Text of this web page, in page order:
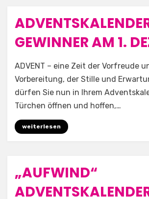
Posted
on
1. Dezember 2025
Allgemein
GEWINNER AM 1.
byAufwind e.V.
ADVENT – eine Zeit der Vorfreude
Vorbereitung, der Stille und
dürfen Sie nun in Ihrem
Türchen öffnen und hoffen,…
weiterlesen
Posted
on
17. September 2025
Allgemein
„AUFWIND“